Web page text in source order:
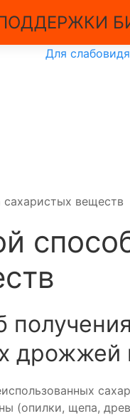
Для
сахаристых веществ
дрожжей
(опилки, щепа,